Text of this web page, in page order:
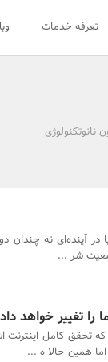
تعرفه خدمات
نانوتکنولوژی
در آینده‌ای نه چندان
شر ...
را تغییر خواهد
تحقق کامل اینترنت
همین حالا ه ...